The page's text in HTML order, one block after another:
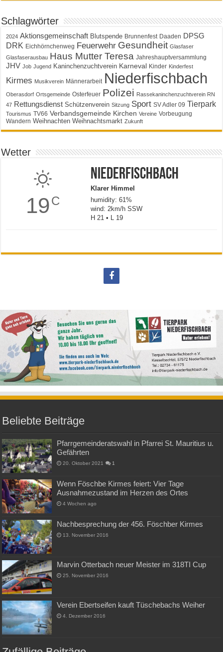
Schlagwörter
2024 Aktionsgemeinschaft Blutspende Brunnenfest Daaden DPSG
DRK Eichhörnchenweg Feuerwehr Gesundheit Glasfaser
Glasfaserausbau Haus Mutter Teresa Jahreshauptversammlung
JHV Job Jugend Kaninchenzuchtverein Karneval Kinder Kinderfest
Kirmes Musikverein Männerarbeit Niederfischbach
Oberasdorf Ortsgemeinde Osterfeuer Polizei Rassekaninchenzuchtverein RN
47 Rettungsdienst Schützenverein Sitzung Sport SV Adler 09 Tierpark
Tourismus TV66 Verbandsgemeinde Kirchen Vereine Vorbeugung
Wandern Weihnachten Weihnachtsmarkt Zukunft
Wetter
19C
Niederfischbach
Klarer Himmel
humidity: 61%
wind: 2km/h SSW
H 21 • L 19
Beliebte Beiträge
Pfarrgemeinderatswahl in Pfarrei St. Mauritius u.
Gefährten
20. Oktober 2021 1
Wenn Föschbe Kirmes feiert: Vier Tage
Ausnahmezustand im Herzen des Ortes
4 Wochen ago
Nachbesprechung der 456. Föschber Kirmes
13. November 2016
Marvin Otterbach neuer Meister im 318TI Cup
25. November 2016
Verein Ebertseifen kauft Tüschebachs Weiher
4. Dezember 2016